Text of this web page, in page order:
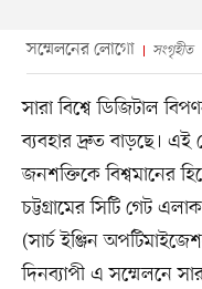
সম্মেলনের লোগো সংগৃহীত
সারা বিশ্বে ডিজিটাল
ব্যবহার দ্রুত বাড়ছে। এই
জনশক্তিকে বিশ্বমানের
চট্টগ্রামের সিটি গেট
(সার্চ ইঞ্জিন
দিনব্যাপী এ সম্মেলনে